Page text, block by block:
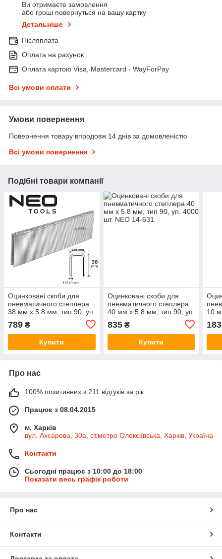
Ви отримаєте замовлення
або гроші повернуться на вашу картку
Детальніше
Післяплата
Оплата на рахунок
Оплата картою Visa, Mastercard - WayForPay
Всі умови оплати
Умови повернення
Повернення товару впродовж 14 днів за домовленістю
Всі умови повернення
Подібні товари компанії
Оцинковані скоби для
пневматичного степлера
38 мм x 5.8 мм, тип 90, уп.
789 ₴
Купити
Оцинковані скоби для
пневматичного степлера
40 мм x 5.8 мм, тип 90, уп.
835₴
Купити
10
183
Про нас
100% позитивних з 211 відгуків за рік
Працює з 08.04.2015
м. Харків
вул. Ахсарова, 30а, ст.метро Олексіївська, Харків, Україна
Контакти
Сьогодні працює з 10:00 до 18:00
Показати весь графік роботи
Про нас
Контакти